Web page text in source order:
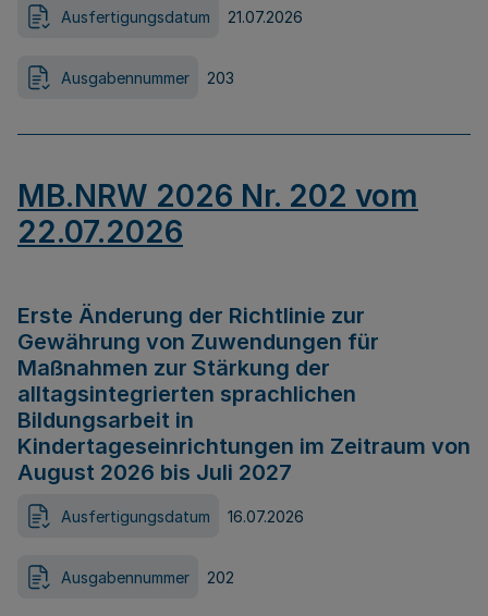
Ausfertigungsdatum 21.07.2026
Ausgabennummer 203
MB.NRW 2026 Nr. 202 vom
22.07.2026
Erste Änderung der Richtlinie zur
Gewährung von Zuwendungen für
Maßnahmen zur Stärkung der
alltagsintegrierten sprachlichen
Bildungsarbeit in
Kindertageseinrichtungen im Zeitraum von
August 2026 bis Juli 2027
Ausfertigungsdatum 16.07.2026
Ausgabennummer 202